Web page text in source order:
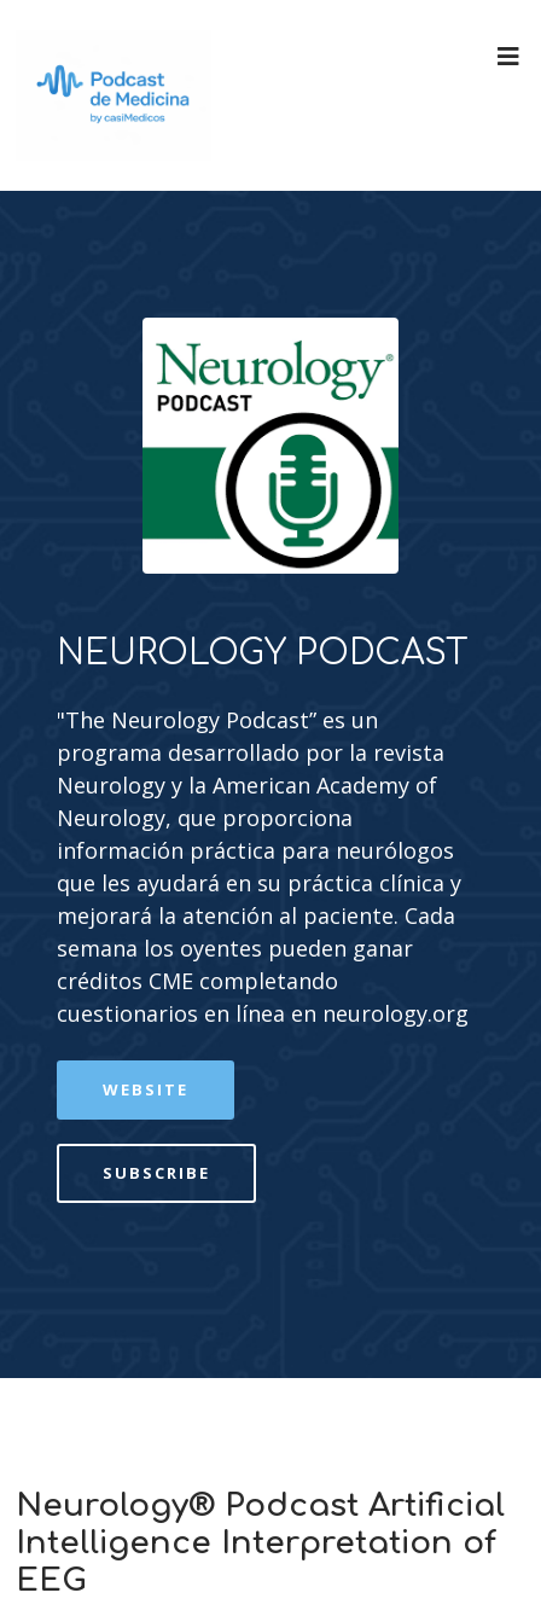
NEUROLOGY PODCAST
"The Neurology Podcast” es un
programa desarrollado por la revista
Neurology y la American Academy of
Neurology, que proporciona
información práctica para neurólogos
que les ayudará en su práctica clínica y
mejorará la atención al paciente. Cada
semana los oyentes pueden ganar
créditos CME completando
cuestionarios en línea en neurology.org
WEBSITE
SUBSCRIBE
Neurology® Podcast Artificial
Intelligence Interpretation of
EEG